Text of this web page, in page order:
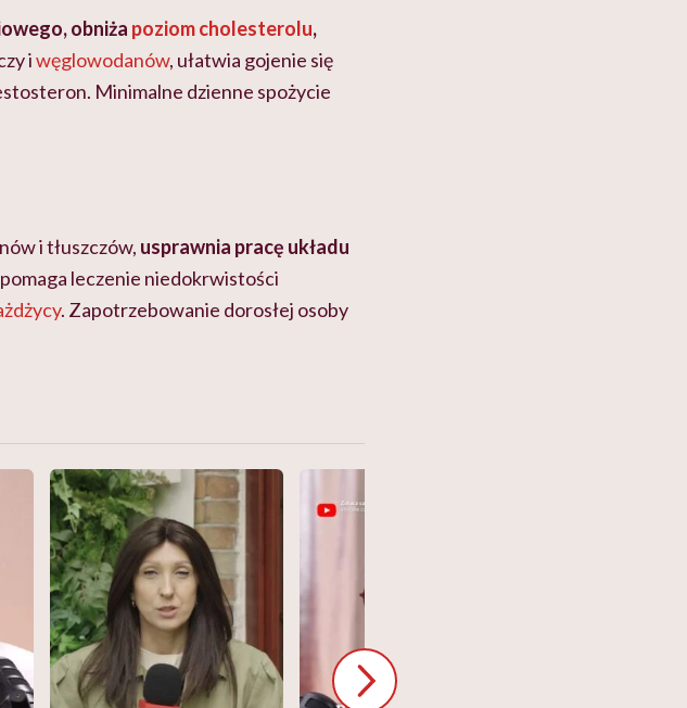
obniża poziom cholesterolu,
iwęglowodanów, ułatwia gojenie się
Minimalne dzienne spożycie
i tłuszczów, usprawnia pracę układu
leczenie niedokrwistości
. Zapotrzebowanie dorosłej osoby